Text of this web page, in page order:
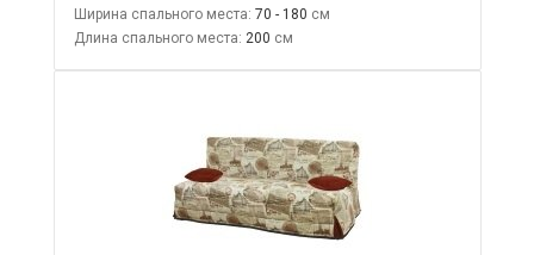
Ширина спального места: 70 - 180
Длина спального места: 200